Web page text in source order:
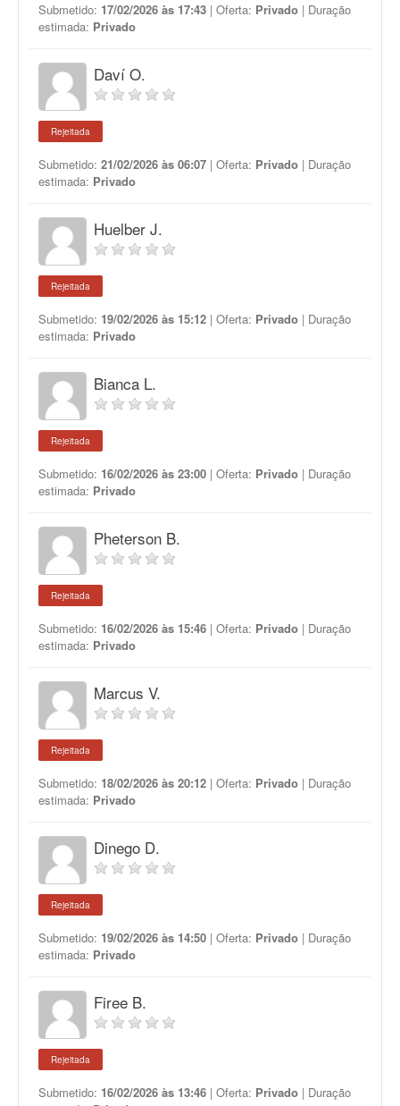
Submetido: 17/02/2026 às 17:43 | Oferta: Privado | Duração
estimada: Privado
Daví O.
Rejeitada
Submetido: 21/02/2026 às 06:07 | Oferta: Privado | Duração
estimada: Privado
Huelber J.
Rejeitada
Submetido: 19/02/2026 às 15:12 | Oferta: Privado | Duração
estimada: Privado
Bianca L.
Rejeitada
Submetido: 16/02/2026 às 23:00 | Oferta: Privado | Duração
estimada: Privado
Pheterson B.
Rejeitada
Submetido: 16/02/2026 às 15:46 | Oferta: Privado | Duração
estimada: Privado
Marcus V.
Rejeitada
Submetido: 18/02/2026 às 20:12 | Oferta: Privado | Duração
estimada: Privado
Dinego D.
Rejeitada
Submetido: 19/02/2026 às 14:50 | Oferta: Privado | Duração
estimada: Privado
Firee B.
Rejeitada
Submetido: 16/02/2026 às 13:46 | Oferta: Privado | Duração